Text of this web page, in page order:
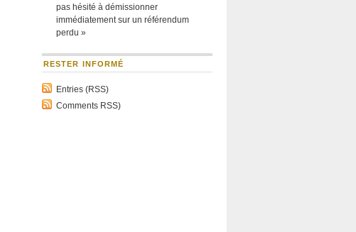
pas hésité à démissionner
immédiatement sur un référendum
perdu »
RESTER INFORMÉ
Entries (RSS)
Comments RSS)